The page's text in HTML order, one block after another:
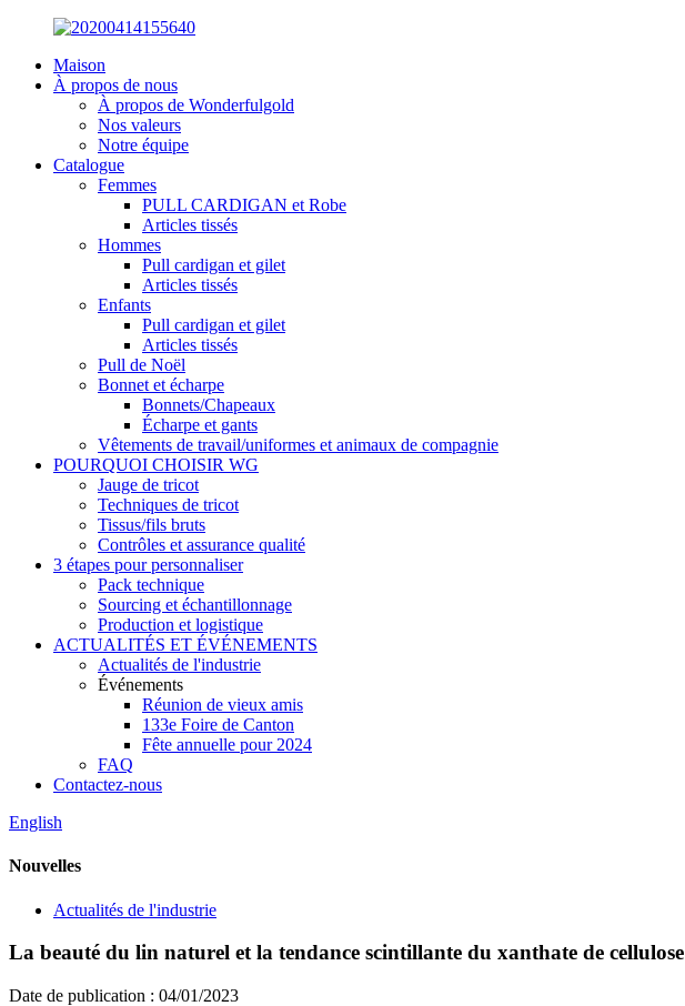
Maison
À propos de nous
À propos de Wonderfulgold
Nos valeurs
Notre équipe
Catalogue
Femmes
PULL CARDIGAN et Robe
Articles tissés
Hommes
Pull cardigan et gilet
Articles tissés
Enfants
Pull cardigan et gilet
Articles tissés
Pull de Noël
Bonnet et écharpe
Bonnets/Chapeaux
Écharpe et gants
Vêtements de travail/uniformes et animaux de compagnie
POURQUOI CHOISIR WG
Jauge de tricot
Techniques de tricot
Tissus/fils bruts
Contrôles et assurance qualité
3 étapes pour personnaliser
Pack technique
Sourcing et échantillonnage
Production et logistique
ACTUALITÉS ET ÉVÉNEMENTS
Actualités de l'industrie
Événements
Réunion de vieux amis
133e Foire de Canton
Fête annuelle pour 2024
FAQ
Contactez-nous
English
Nouvelles
Actualités de l'industrie
La beauté du lin naturel et la tendance scintillante du xanthate de cellulose
Date de publication : 04/01/2023